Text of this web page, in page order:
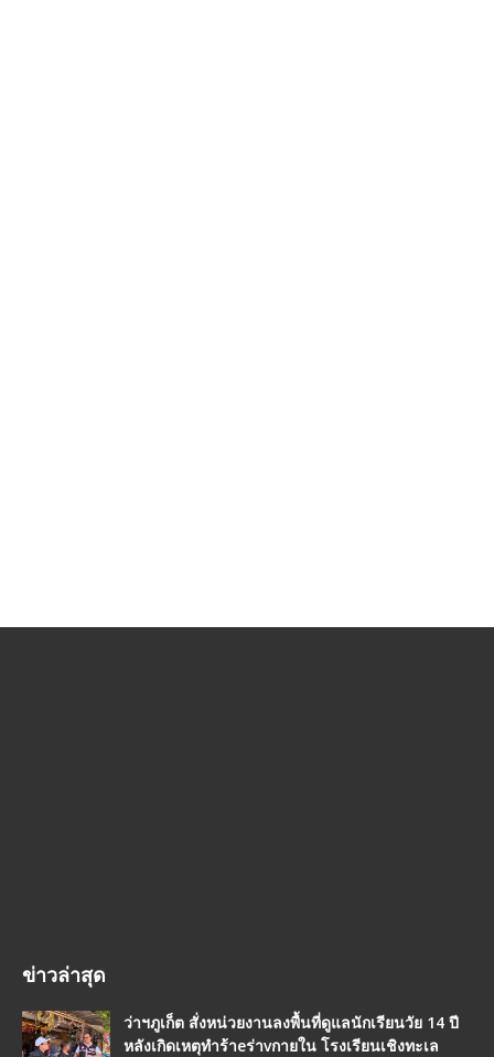
ข่าวล่าสุด
ว่าฯภูเก็ต สั่งหน่วยงานลงพื้นที่ดูแลนักเรียนวัย 14 ปี
หลังเกิดเหตุทำร้าeร่าvกายใน โรงเรียนเชิงทะเล